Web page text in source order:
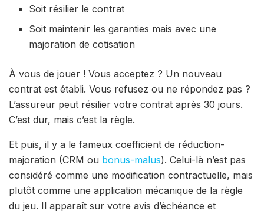
Soit résilier le contrat
Soit maintenir les garanties mais avec une
majoration de cotisation
À vous de jouer ! Vous acceptez ? Un nouveau
contrat est établi. Vous refusez ou ne répondez pas ?
L’assureur peut résilier votre contrat après 30 jours.
C’est dur, mais c’est la règle.
Et puis, il y a le fameux coefficient de réduction-
majoration (CRM ou bonus-malus). Celui-là n’est pas
considéré comme une modification contractuelle, mais
plutôt comme une application mécanique de la règle
du jeu. Il apparaît sur votre avis d’échéance et